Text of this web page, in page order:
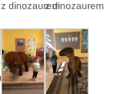
z dinozauremz dinozaurem